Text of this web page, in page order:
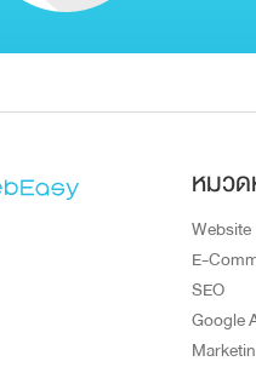
หมว
Website
E-
SEO
Google